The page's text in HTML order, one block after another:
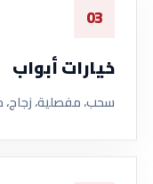
03
خيارات أبواب
سحب، مفصلية، زجاج،